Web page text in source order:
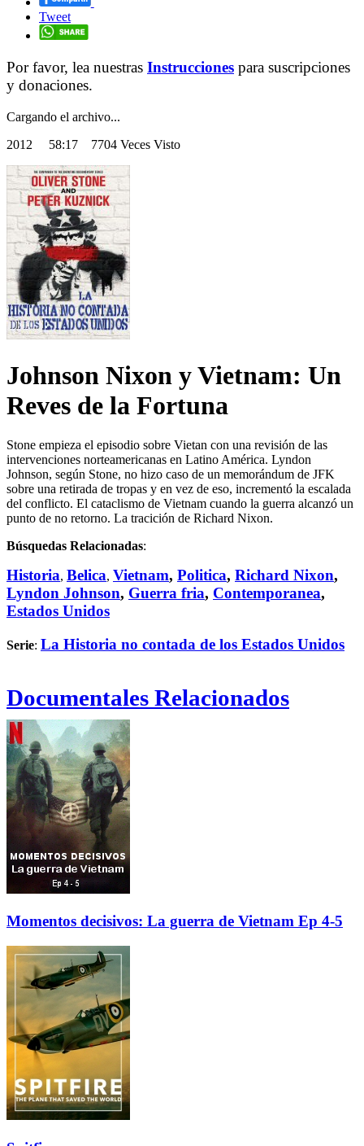
Tweet
Por favor, lea nuestras Instrucciones para suscripciones
y donaciones.
Cargando el archivo...
2012 58:17 7704 Veces Visto
Johnson Nixon y Vietnam: Un
Reves de la Fortuna
Stone empieza el episodio sobre Vietan con una revisión de las
intervenciones norteamericanas en Latino América. Lyndon
Johnson, según Stone, no hizo caso de un memorándum de JFK
sobre una retirada de tropas y en vez de eso, incrementó la escalada
del conflicto. El cataclismo de Vietnam cuando la guerra alcanzó un
punto de no retorno. La tracición de Richard Nixon.
Búsquedas Relacionadas:
Historia, Belica, Vietnam, Politica, Richard Nixon,
Lyndon Johnson, Guerra fria, Contemporanea,
Estados Unidos
Serie: La Historia no contada de los Estados Unidos
Documentales Relacionados
Momentos decisivos: La guerra de Vietnam Ep 4-5